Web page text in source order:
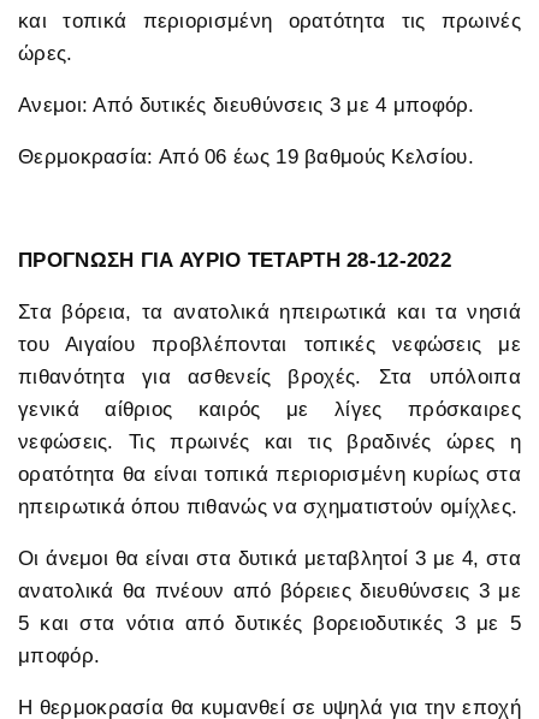
και τοπικά περιορισμένη ορατότητα τις πρωινές
ώρες.
Ανεμοι: Από δυτικές διευθύνσεις 3 με 4 μποφόρ.
Θερμοκρασία: Από 06 έως 19 βαθμούς Κελσίου.
ΠΡΟΓΝΩΣΗ ΓΙΑ ΑΥΡΙΟ ΤΕΤΑΡΤΗ 28-12-2022
Στα βόρεια, τα ανατολικά ηπειρωτικά και τα νησιά
του Αιγαίου προβλέπονται τοπικές νεφώσεις με
πιθανότητα για ασθενείς βροχές. Στα υπόλοιπα
γενικά αίθριος καιρός με λίγες πρόσκαιρες
νεφώσεις. Τις πρωινές και τις βραδινές ώρες η
ορατότητα θα είναι τοπικά περιορισμένη κυρίως στα
ηπειρωτικά όπου πιθανώς να σχηματιστούν ομίχλες.
Οι άνεμοι θα είναι στα δυτικά μεταβλητοί 3 με 4, στα
ανατολικά θα πνέουν από βόρειες διευθύνσεις 3 με
5 και στα νότια από δυτικές βορειοδυτικές 3 με 5
μποφόρ.
Η θερμοκρασία θα κυμανθεί σε υψηλά για την εποχή